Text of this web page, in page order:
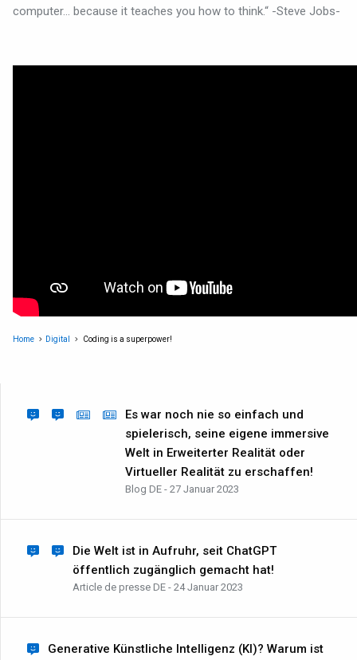
computer… because it teaches you how to think.“ -Steve Jobs-
Home Digital Coding is a superpower!
Es war noch nie so einfach und
spielerisch, seine eigene immersive
Welt in Erweiterter Realität oder
Virtueller Realität zu erschaffen!
Blog DE - 27 Januar 2023
Die Welt ist in Aufruhr, seit ChatGPT
öffentlich zugänglich gemacht hat!
Article de presse DE - 24 Januar 2023
Generative Künstliche Intelligenz (KI)? Warum ist